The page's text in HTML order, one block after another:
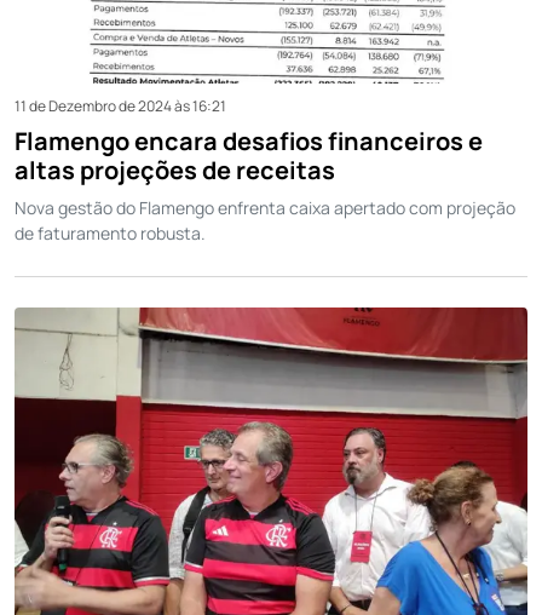
11 de Dezembro de 2024 às 16:21
Flamengo encara desafios financeiros e
altas projeções de receitas
Nova gestão do Flamengo enfrenta caixa apertado com projeção
de faturamento robusta.